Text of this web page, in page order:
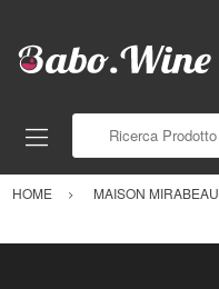
HOME MAISON MIRABEAU